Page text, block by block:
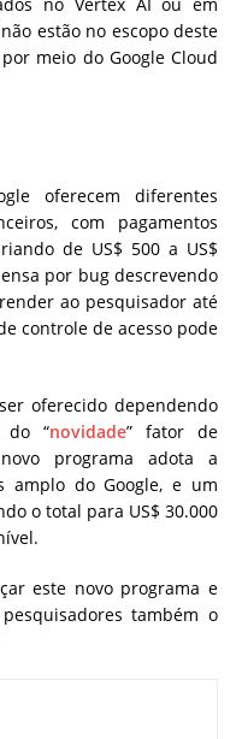
estão no escopo deste
meio do Google Cloud
oferecem diferentes
com pagamentos
de US$ 500 a US$
por bug descrevendo
ao pesquisador até
controle de acesso pode
oferecido dependendo
do “novidade” fator de
programa adota a
amplo do Google, e um
o total para US$ 30.000
este novo programa e
também o